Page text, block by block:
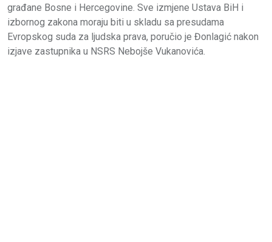
građane Bosne i Hercegovine. Sve izmjene Ustava BiH i
izbornog zakona moraju biti u skladu sa presudama
Evropskog suda za ljudska prava, poručio je Đonlagić nakon
izjave zastupnika u NSRS Nebojše Vukanovića.